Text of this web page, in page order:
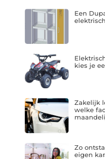
Een
kies je
Zakelijk
welke
Zo
eigen